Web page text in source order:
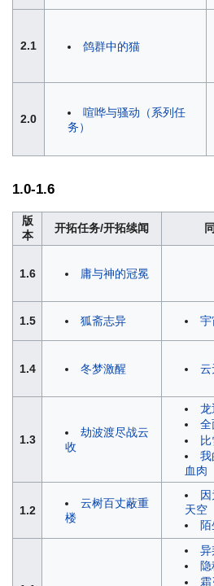
2.1 鸽群中的猫
2.0
喧哗与骚动（系列任
务）
1.0-1.6
版
本
开拓任务/开拓续闻
1.6 庸与神的冠冕
1.5 狐斋志异 宇
1.4 冬梦激醒 云
1.3
劫波渡尽战云
收
龙
全
我
血肉
1.2
云树百丈蔽重
楼
天空
异